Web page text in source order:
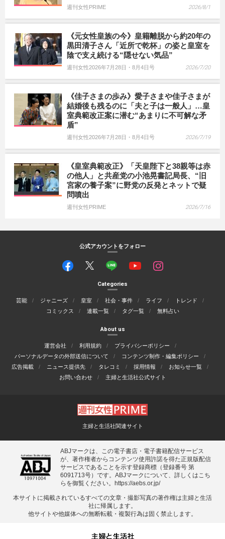
週刊女性PRIME 2026/8/1
《元女性皇族の今》皇籍離脱から約20年の
黒田清子さん「近所で乾杯」の姿と皇室を
陰で支え続ける“隠せない気品”
週刊女性2026年7月28日・8月4日号 2026/7/20
《佳子さまの歩み》愛子さまや佳子さまが
結婚後も残るのに「夫と子は一般人」…皇
室典範改正案に潜む“あまりに不可解な矛
盾”
週刊女性2026年7月28日・8月4日号 2026/7/19
《皇室典範改正》「天皇陛下と38親等は赤
の他人」と共産党の小池晃書記局長、“旧
宮家の養子案”に野党の反発とネットで疑
問噴出
週刊女性PRIME 2026/7/16
公式アカウントをフォロー
Categories
芸能 ジャニーズ 皇室 社会・事件 ライフ
トレンド
コミックス
連載一覧 タグ一覧 無料占い
About us
運営会社 利用規約
プライバシーポリシー
パーソナルデータの外部送信について
コンテンツ制作・編集ポリシー
広告掲載
ニュース提供先 タレコミ 採用情報
お知らせ一覧
お問い合わせ
主婦と生活社公式サイト
主婦と生活社関連サイト
ABJマークは、この電子書店・電子書籍配信サービス
が、著作権者からコンテンツ使用許諾を得た正規版配信
サービスであることを示す登録商標（登録番号 第
6091713号）です。ABJマークについて、詳しくはこち
らを御覧ください。
https://aebs.or.jp/
本サイトに掲載されているすべての⽂章・撮影写真の著作権は主婦と⽣活
社に帰属します。
他サイトや他媒体への無断転載・複製⾏為は固く禁⽌します。